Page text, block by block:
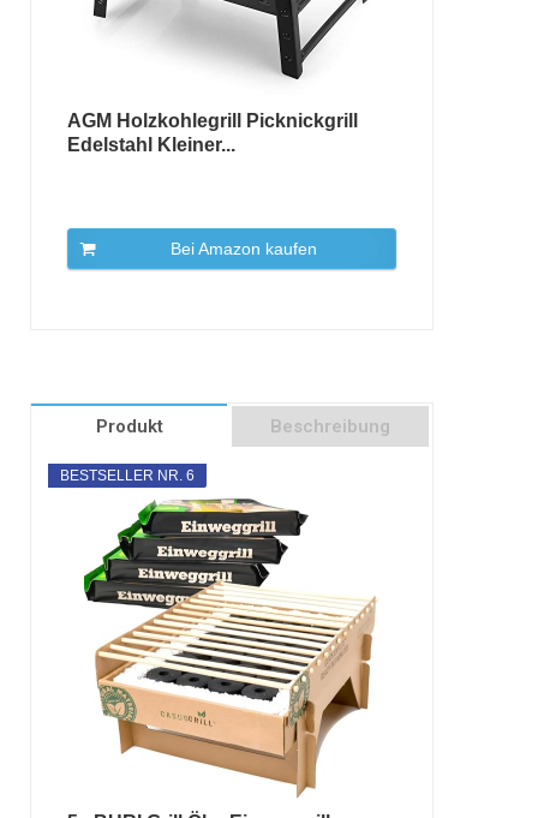
AGM Holzkohlegrill Picknickgrill
Edelstahl Kleiner...
Bei Amazon kaufen
Produkt Beschreibung
BESTSELLER NR. 6